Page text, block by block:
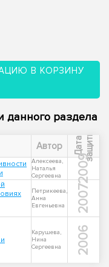
В КОРЗИНУ
данного раздела
Автор Д
а
т
а
з
а
щ
и
ты
Алексеева,
Наталья
Сергеевна
2009
Петрикеева,
Анна
Евгеньевна
2007
Карушева,
Нина
Сергеевна
2006